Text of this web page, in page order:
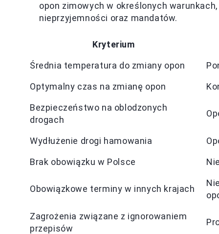
opon zimowych w określonych
nieprzyjemności oraz mandatów.
Kryterium
Średnia temperatura do zmiany opon
Optymalny czas na zmianę opon
Bezpieczeństwo na oblodzonych
drogach
Wydłużenie drogi hamowania
Brak obowiązku w Polsce
Obowiązkowe terminy w innych krajach
Zagrożenia związane z ignorowaniem
przepisów